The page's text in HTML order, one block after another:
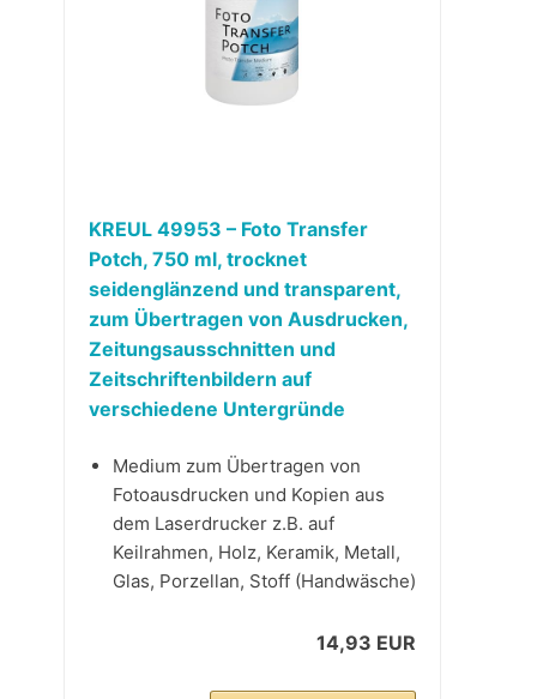
KREUL 49953 – Foto Transfer
Potch, 750 ml, trocknet
seidenglänzend und transparent,
zum Übertragen von Ausdrucken,
Zeitungsausschnitten und
Zeitschriftenbildern auf
verschiedene Untergründe
Medium zum Übertragen von
Fotoausdrucken und Kopien aus
dem Laserdrucker z.B. auf
Keilrahmen, Holz, Keramik, Metall,
Glas, Porzellan, Stoff (Handwäsche)
14,93 EUR